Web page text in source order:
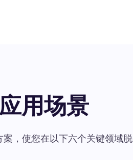
用场景
，使您在以下六个关键领域